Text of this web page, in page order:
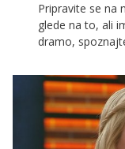
Pripravite se na
glede na to, ali
dramo,